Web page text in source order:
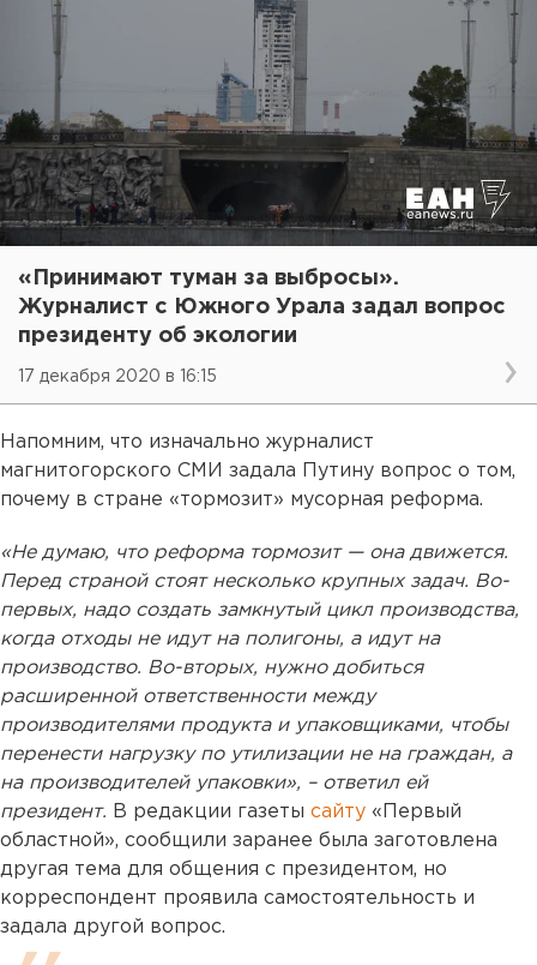
«Принимают туман за выбросы».
Журналист с Южного Урала задал вопрос
президенту об экологии
17 декабря 2020 в 16:15
Напомним, что изначально журналист
магнитогорского СМИ задала Путину вопрос о том,
почему в стране «тормозит» мусорная реформа.
«Не думаю, что реформа тормозит — она движется.
Перед страной стоят несколько крупных задач. Во-
первых, надо создать замкнутый цикл производства,
когда отходы не идут на полигоны, а идут на
производство. Во-вторых, нужно добиться
расширенной ответственности между
производителями продукта и упаковщиками, чтобы
перенести нагрузку по утилизации не на граждан, а
на производителей упаковки», – ответил ей
президент. В редакции газеты сайту «Первый
областной», сообщили заранее была заготовлена
другая тема для общения с президентом, но
корреспондент проявила самостоятельность и
задала другой вопрос.